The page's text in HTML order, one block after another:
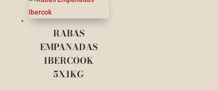
RABAS
EMPANADAS
IBERCOOK
5X1KG